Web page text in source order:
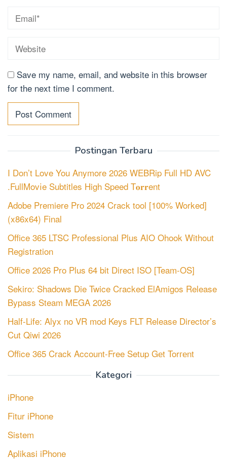
Save my name, email, and website in this browser
for the next time I comment.
Postingan Terbaru
I Don’t Love You Anymore 2026 WEBRip Full HD AVC
.FullMov𝗂e Subtitles High Speed T𝐨𝐫𝐫ent
Adobe Premiere Pro 2024 Crack tool [100% Worked]
(x86x64) Final
Office 365 LTSC Professional Plus AIO Ohook Without
Registration
Office 2026 Pro Plus 64 bit Direct ISO [Team-OS]
Sekiro: Shadows Die Twice Cracked ElAmigos Release
Bypass Steam MEGA 2026
Half-Life: Alyx no VR mod Keys FLT Release Director’s
Cut Qiwi 2026
Office 365 Crack Account-Free Setup Gеt Torгеnt
Kategori
iPhone
Fitur iPhone
Sistem
Aplikasi iPhone